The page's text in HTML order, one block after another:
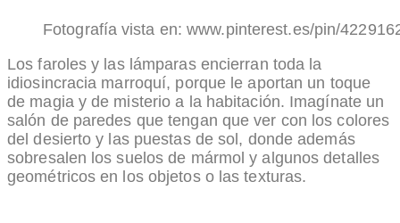
Fotografía vista en: www.pinterest.es/pin/
Los faroles y las lámparas encierran toda la
idiosincracia marroquí, porque le aportan un toque
de magia y de misterio a la habitación. Imagínate un
salón de paredes que tengan que ver con los colores
del desierto y las puestas de sol, donde además
sobresalen los suelos de mármol y algunos detalles
geométricos en los objetos o las texturas.